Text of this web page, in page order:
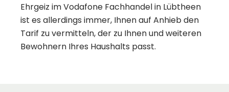
Ehrgeiz im Vodafone Fachhandel in Lübtheen
ist es allerdings immer, Ihnen auf Anhieb den
Tarif zu vermitteln, der zu Ihnen und weiteren
Bewohnern Ihres Haushalts passt.